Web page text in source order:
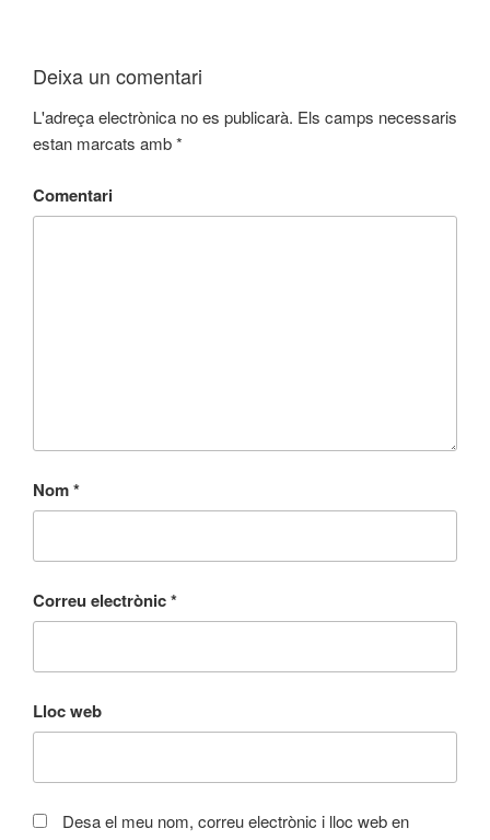
Deixa un comentari
L'adreça electrònica no es publicarà. Els camps necessaris
estan marcats amb*
Comentari
Nom*
Correu electrònic*
Lloc web
Desa el meu nom, correu electrònic i lloc web en